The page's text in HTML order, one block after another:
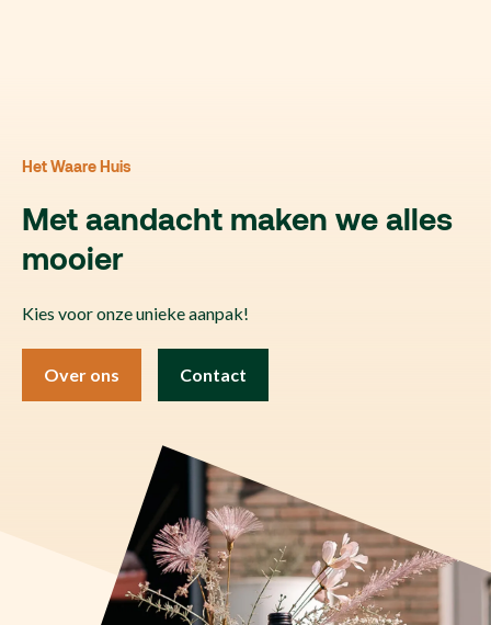
Het Waare Huis
Met aandacht maken we alles
mooier
Kies voor onze unieke aanpak!
Over ons Contact